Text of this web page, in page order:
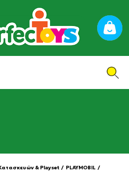
& Playset / PLAYMOBIL /